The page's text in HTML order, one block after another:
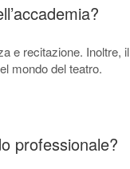
e recitazione. Inoltre, il
mondo del teatro.
professionale?